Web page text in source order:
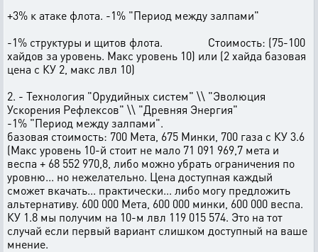
+3% к атаке флота. -1% "Период между залпами"
-1% структуры и щитов флота. Стоимость: (75-100
хайдов за уровень. Макс уровень 10) или (2 хайда базовая
цена с КУ 2, макс лвл 10)
2. - Технология "Орудийных систем" \\ "Эволюция
Ускорения Рефлексов" \\ "Древняя Энергия"
-1% "Период между залпами".
базовая стоимость: 700 Мета, 675 Минки, 700 газа с КУ 3.6
(Макс уровень 10-й стоит не мало 71 091 969,7 мета и
веспа + 68 552 970,8, либо можно убрать ограничения по
уровню... но нежелательно. Цена доступная каждый
сможет вкачать... практически... либо могу предложить
альтернативу. 600 000 Мета, 600 000 минки, 600 000 веспа.
КУ 1.8 мы получим на 10-м лвл 119 015 574. Это на тот
случай если первый вариант слишком доступный на ваше
мнение.